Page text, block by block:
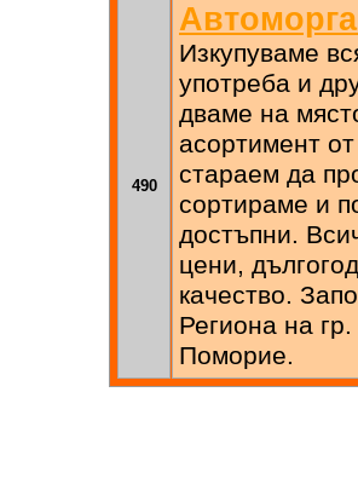
490
Изкупуваме
употреба и
дваме на
асортимент
стараем да
сортираме и
достъпни.
цени,
качество.
Региона на
Поморие.